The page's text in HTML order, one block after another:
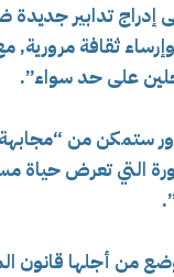
إدراج تدابير
وإرساء ثقافة
على حد سواء”.
ستمكن من
التي تعرض حياة
من أجلها قانون